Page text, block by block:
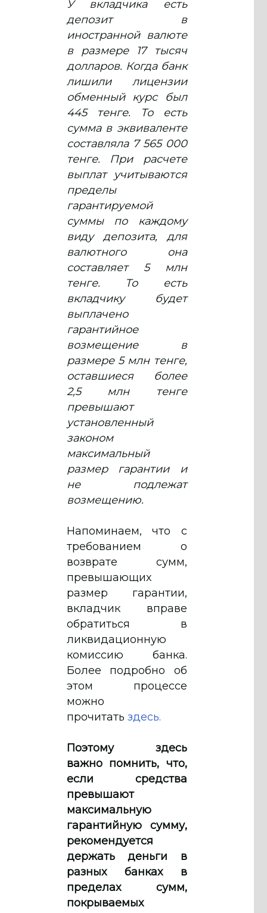
У вкладчика есть
депозит в
иностранной валюте
в размере 17 тысяч
долларов. Когда банк
лишили лицензии
обменный курс был
445 тенге. То есть
сумма в эквиваленте
составляла 7 565 000
тенге. При расчете
выплат учитываются
пределы
гарантируемой
суммы по каждому
виду депозита, для
валютного она
составляет 5 млн
тенге. То есть
вкладчику будет
выплачено
гарантийное
возмещение в
размере 5 млн тенге,
оставшиеся более
2,5 млн тенге
превышают
установленный
законом
максимальный
размер гарантии и
не подлежат
возмещению.
Напоминаем, что с
требованием о
возврате сумм,
превышающих
размер гарантии,
вкладчик вправе
обратиться в
ликвидационную
комиссию банка.
Более подробно об
этом процессе
можно
прочитать здесь.
Поэтому здесь
важно помнить, что,
если средства
превышают
максимальную
гарантийную сумму,
рекомендуется
держать деньги в
разных банках в
пределах сумм,
покрываемых